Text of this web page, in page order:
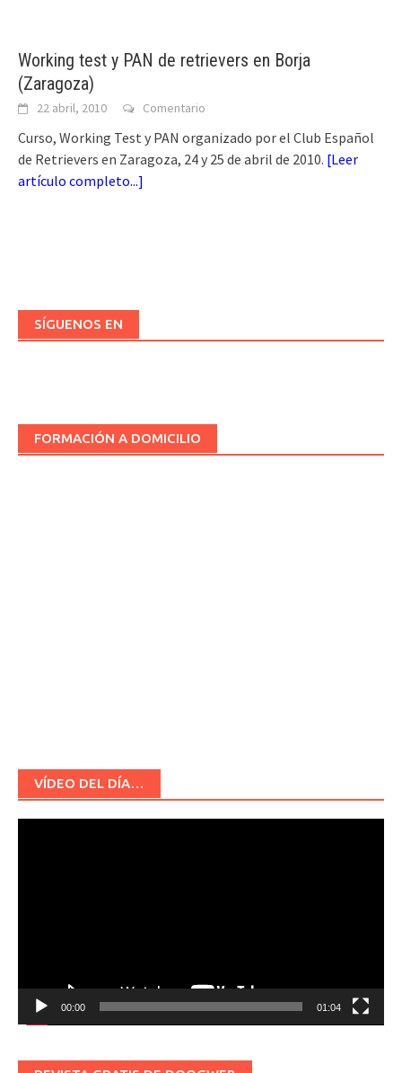
Working test y PAN de retrievers en Borja
(Zaragoza)
22 abril, 2010 Comentario
Curso, Working Test y PAN organizado por el Club Español
de Retrievers en Zaragoza, 24 y 25 de abril de 2010. [Leer
artículo completo...]
SÍGUENOS EN
FORMACIÓN A DOMICILIO
VÍDEO DEL DÍA…
00:00 01:04